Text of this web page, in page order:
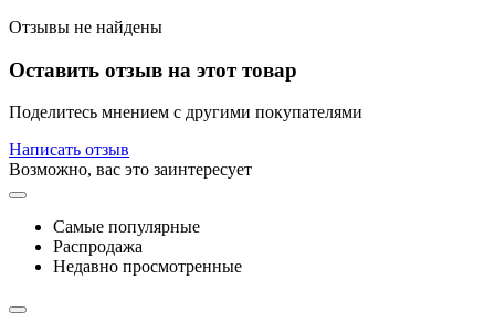
Отзывы не найдены
Оставить отзыв на этот товар
Поделитесь мнением с другими покупателями
Написать отзыв
Возможно, вас это заинтересует
Самые популярные
Распродажа
Недавно просмотренные